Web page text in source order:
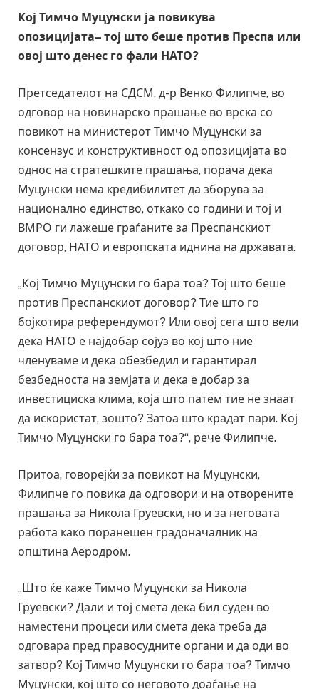
Кој Тимчо Муцунски ја повикува
опозицијата– тој што беше против Преспа или
овој што денес го фали НАТО?
Претседателот на СДСМ, д-р Венко Филипче, во
одговор на новинарско прашање во врска со
повикот на министерот Тимчо Муцунски за
консензус и конструктивност од опозицијата во
однос на стратешките прашања, порача дека
Муцунски нема кредибилитет да зборува за
национално единство, откако со години и тој и
ВМРО ги лажеше граѓаните за Преспанскиот
договор, НАТО и европската иднина на државата.
„Кој Тимчо Муцунски го бара тоа? Тој што беше
против Преспанскиот договор? Тие што го
бојкотира референдумот? Или овој сега што вели
дека НАТО е најдобар сојуз во кој што ние
членуваме и дека обезбедил и гарантирал
безбедноста на земјата и дека е добар за
инвестициска клима, која што патем тие не знаат
да искористат, зошто? Затоа што крадат пари. Кој
Тимчо Муцунски го бара тоа?“, рече Филипче.
Притоа, говорејќи за повикот на Муцунски,
Филипче го повика да одговори и на отворените
прашања за Никола Груевски, но и за неговата
работа како поранешен градоначалник на
општина Аеродром.
„Што ќе каже Тимчо Муцунски за Никола
Груевски? Дали и тој смета дека бил суден во
наместени процеси или смета дека треба да
одговара пред правосудните органи и да оди во
затвор? Кој Тимчо Муцунски го бара тоа? Тимчо
Муцунски, кој што со неговото доаѓање на